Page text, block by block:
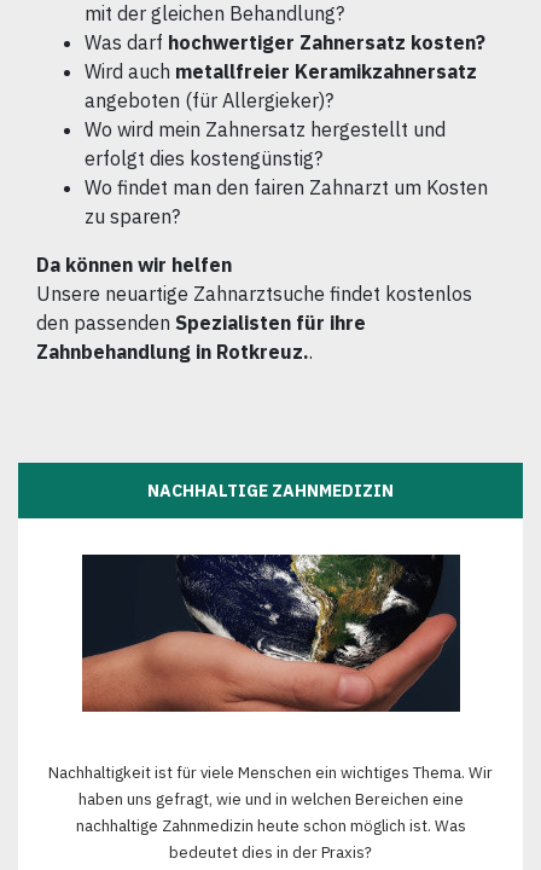
mit der gleichen Behandlung?
Was darf hochwertiger Zahnersatz kosten?
Wird auch metallfreier Keramikzahnersatz
angeboten (für Allergieker)?
Wo wird mein Zahnersatz hergestellt und
erfolgt dies kostengünstig?
Wo findet man den fairen Zahnarzt um Kosten
zu sparen?
Da können wir helfen
Unsere neuartige Zahnarztsuche findet kostenlos
den passenden Spezialisten für ihre
Zahnbehandlung in Rotkreuz..
NACHHALTIGE ZAHNMEDIZIN
Nachhaltigkeit ist für viele Menschen ein wichtiges Thema. Wir
haben uns gefragt, wie und in welchen Bereichen eine
nachhaltige Zahnmedizin heute schon möglich ist. Was
bedeutet dies in der Praxis?